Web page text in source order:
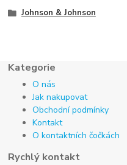
Johnson & Johnson
Kategorie
O nás
Jak nakupovat
Obchodní podmínky
Kontakt
O kontaktních čočkách
Rychlý kontakt